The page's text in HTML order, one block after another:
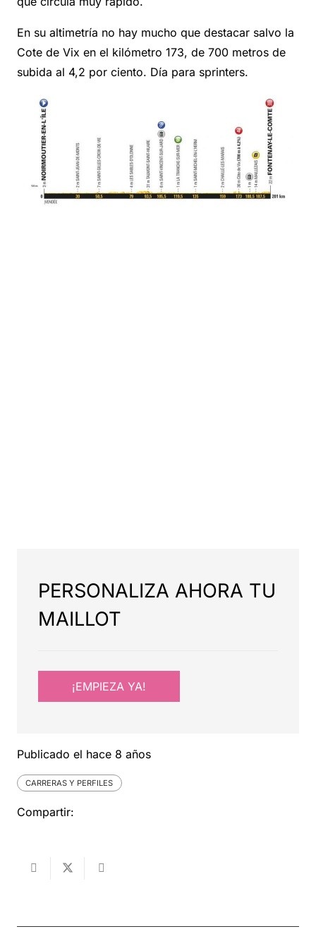
En su altimetría no hay mucho que destacar salvo la
Cote de Vix en el kilómetro 173, de 700 metros de
subida al 4,2 por ciento. Día para sprinters.
PERSONALIZA AHORA TU
MAILLOT
¡EMPIEZA YA!
Publicado el hace 8 años
CARRERAS Y PERFILES
Compartir: